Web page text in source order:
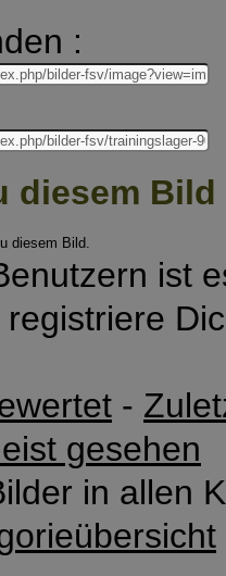
:
diesem Bild
diesem Bild.
ist
-
gesehen
in allen